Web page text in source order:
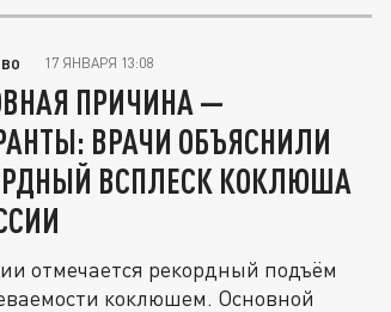
17 ЯНВАРЯ 13:08
ПРИЧИНА —
ВРАЧИ ОБЪЯСНИЛИ
ВСПЛЕСК КОКЛЮША
отмечается рекордный подъём
коклюшем. Основной